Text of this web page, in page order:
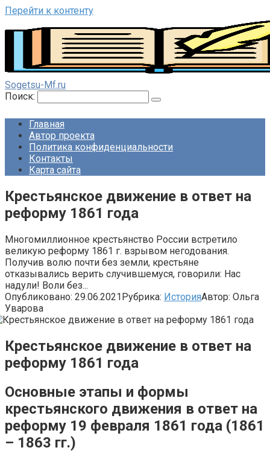
Перейти к контенту
Sogetsu-Mf.ru
Поиск:
Главная
Автор проекта
Политика конфиденциальности
Контакты
Карта сайта
Крестьянское движение в ответ на
реформу 1861 года
Многомиллионное крестьянство России встретило
великую реформу 1861 г. взрывом негодования.
Получив волю почти без земли, крестьяне
отказывались верить случившемуся, говорили: Нас
надули! Воли без...
Опубликовано: 29.06.2021Рубрика: ИсторияАвтор: Ольга
Уварова
Крестьянское движение в ответ на
реформу 1861 года
Основные этапы и формы
крестьянского движения в ответ на
реформу 19 февраля 1861 года (1861
– 1863 гг.)